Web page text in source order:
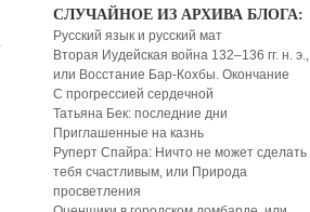
СЛУЧАЙНОЕ ИЗ АРХИВА БЛОГА:
Русский язык и русский мат
Вторая Иудейская война 132–136 гг. н. э.,
или Восстание Бар-Кохбы. Окончание
С прогрессией сердечной
Татьяна Бек: последние дни
Приглашенные на казнь
Руперт Спайра: Ничто не может сделать
тебя счастливым, или Природа
просветления